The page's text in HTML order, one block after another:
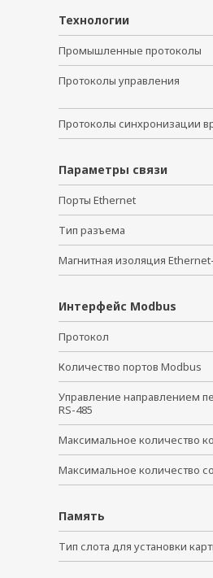
Технологии
Промышленные протоколы
Протоколы управления
Протоколы синхронизации
Параметры связи
Порты Ethernet
Тип разъема
Магнитная изоляция
Интерфейс Modbus
Протокол
Количество портов Modbus
Управление направлением
RS-485
Максимальное количество
Максимальное количество
Память
Тип слота для установки